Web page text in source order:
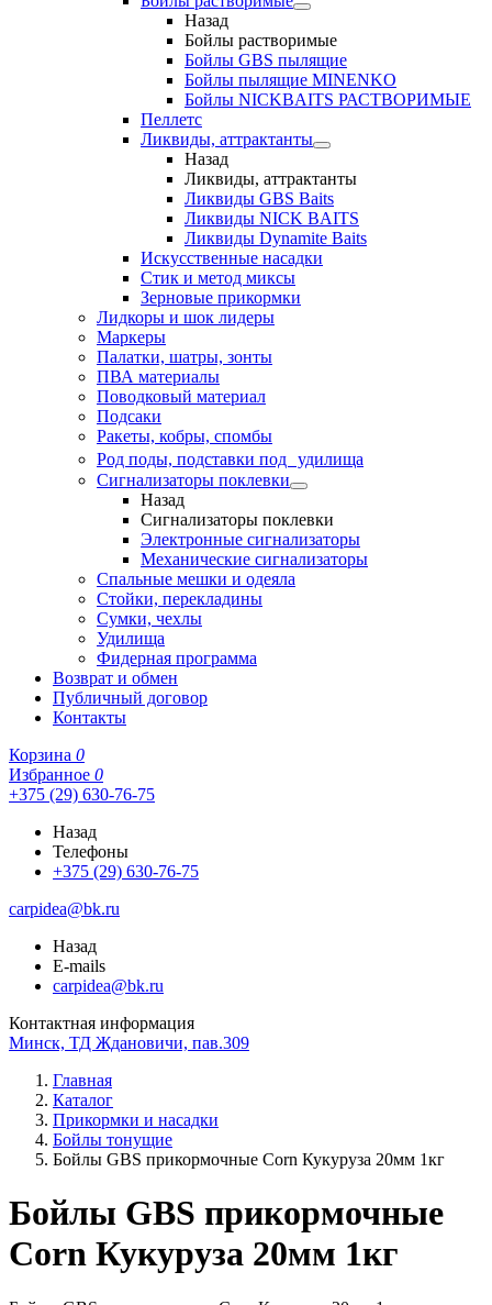
Назад
Бойлы растворимые
Бойлы GBS пылящие
Бойлы пылящие MINENKO
Бойлы NICKBAITS РАСТВОРИМЫЕ
Пеллетс
Ликвиды, аттрактанты
Назад
Ликвиды, аттрактанты
Ликвиды GBS Baits
Ликвиды NICK BAITS
Ликвиды Dynamite Baits
Искусственные насадки
Стик и метод миксы
Зерновые прикормки
Лидкоры и шок лидеры
Маркеры
Палатки, шатры, зонты
ПВА материалы
Поводковый материал
Подсаки
Ракеты, кобры, спомбы
Род поды, подставки под удилища
Сигнализаторы поклевки
Назад
Сигнализаторы поклевки
Электронные сигнализаторы
Механические сигнализаторы
Спальные мешки и одеяла
Стойки, перекладины
Сумки, чехлы
Удилища
Фидерная программа
Возврат и обмен
Публичный договор
Контакты
Корзина 0
Избранное 0
+375 (29) 630-76-75
Назад
Телефоны
+375 (29) 630-76-75
carpidea@bk.ru
Назад
E-mails
carpidea@bk.ru
Контактная информация
Минск, ТД Ждановичи, пав.309
Главная
Каталог
Прикормки и насадки
Бойлы тонущие
Бойлы GBS прикормочные Corn Кукуруза 20мм 1кг
Бойлы GBS прикормочные
Corn Кукуруза 20мм 1кг